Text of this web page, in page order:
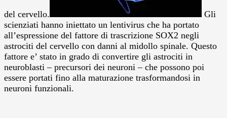
del cervello.
Gli
scienziati hanno iniettato un lentivirus che ha portato
all’espressione del fattore di trascrizione SOX2 negli
astrociti del cervello con danni al midollo spinale. Questo
fattore e’ stato in grado di convertire gli astrociti in
neuroblasti – precursori dei neuroni – che possono poi
essere portati fino alla maturazione trasformandosi in
neuroni funzionali.